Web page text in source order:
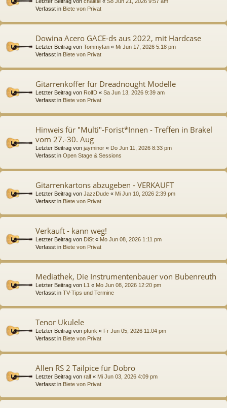
Verfasst in Biete von Privat
Dowina Acero GACE-ds aus 2022, mit Hardcase
Letzter Beitrag von Tommyfan « Mi Jun 17, 2026 5:18 pm
Verfasst in Biete von Privat
Gitarrenkoffer für Dreadnought Modelle
Letzter Beitrag von RolfD « Sa Jun 13, 2026 9:39 am
Verfasst in Biete von Privat
Hinweis für "Multi"-Forist*Innen - Treffen in Brakel
vom 27.-30. Aug
Letzter Beitrag von jayminor « Do Jun 11, 2026 8:33 pm
Verfasst in Open Stage & Sessions
Gitarrenkartons abzugeben - VERKAUFT
Letzter Beitrag von JazzDude « Mi Jun 10, 2026 2:39 pm
Verfasst in Biete von Privat
Verkauft - kann weg!
Letzter Beitrag von DiSt « Mo Jun 08, 2026 1:11 pm
Verfasst in Biete von Privat
Mediathek, Die Instrumentenbauer von Bubenreuth
Letzter Beitrag von L1 « Mo Jun 08, 2026 12:20 pm
Verfasst in TV-Tips und Termine
Tenor Ukulele
Letzter Beitrag von pfunk « Fr Jun 05, 2026 11:04 pm
Verfasst in Biete von Privat
Allen RS 2 Tailpice für Dobro
Letzter Beitrag von ralf « Mi Jun 03, 2026 4:09 pm
Verfasst in Biete von Privat